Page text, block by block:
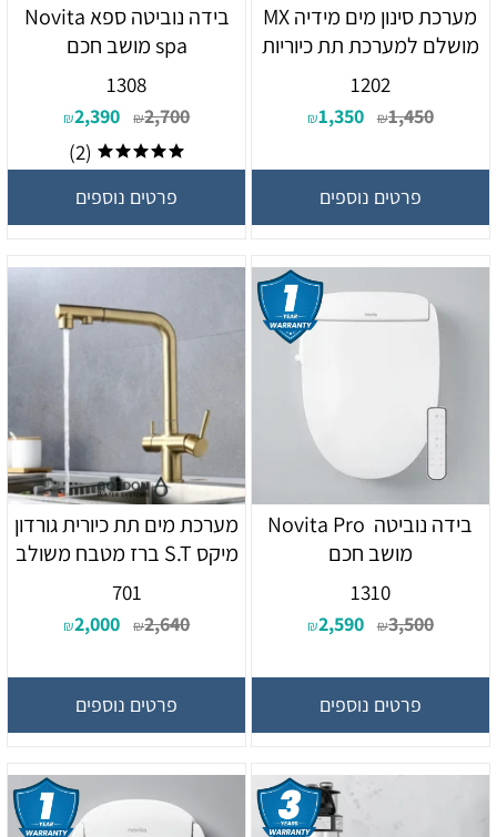
מערכת סינון מים מידיה MX
מושלם למערכת תת כיוריות
1202
₪1,450
₪1,350
פרטים נוספים
בידה נוביטה ספא Novita
spa מושב חכם
1308
₪2,700
₪2,390
(2)
פרטים נוספים
בידה נוביטה Novita Pro
מושב חכם
1310
₪3,500
₪2,590
פרטים נוספים
מערכת מים תת כיורית גורדון
מיקס S.T ברז מטבח משולב
701
₪2,640
₪2,000
פרטים נוספים